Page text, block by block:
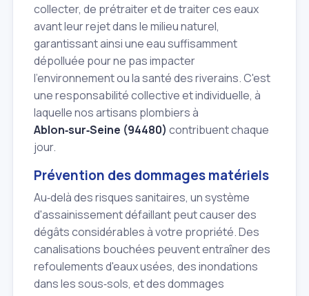
collecter, de prétraiter et de traiter ces eaux
avant leur rejet dans le milieu naturel,
garantissant ainsi une eau suffisamment
dépolluée pour ne pas impacter
l'environnement ou la santé des riverains. C'est
une responsabilité collective et individuelle, à
laquelle nos artisans plombiers à
Ablon‑sur‑Seine (94480) contribuent chaque
jour.
Prévention des dommages matériels
Au‑delà des risques sanitaires, un système
d'assainissement défaillant peut causer des
dégâts considérables à votre propriété. Des
canalisations bouchées peuvent entraîner des
refoulements d'eaux usées, des inondations
dans les sous‑sols, et des dommages